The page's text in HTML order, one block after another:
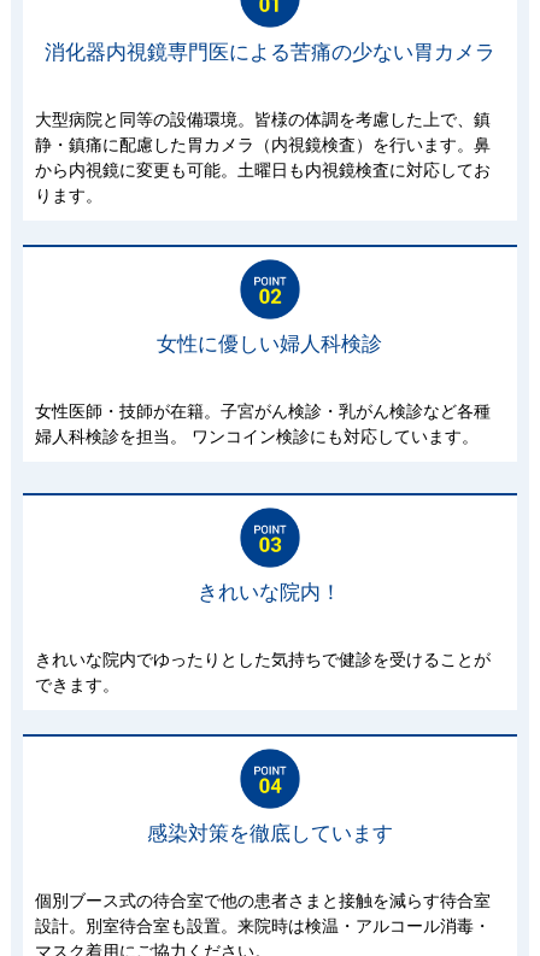
消化器内視鏡専門医による苦痛の少ない胃カメラ
大型病院と同等の設備環境。皆様の体調を考慮した上で、鎮
静・鎮痛に配慮した胃カメラ（内視鏡検査）を行います。鼻
から内視鏡に変更も可能。土曜日も内視鏡検査に対応してお
ります。
女性に優しい婦人科検診
女性医師・技師が在籍。子宮がん検診・乳がん検診など各種
婦人科検診を担当。 ワンコイン検診にも対応しています。
きれいな院内！
きれいな院内でゆったりとした気持ちで健診を受けることが
できます。
感染対策を徹底しています
個別ブース式の待合室で他の患者さまと接触を減らす待合室
設計。別室待合室も設置。来院時は検温・アルコール消毒・
マスク着用にご協力ください。